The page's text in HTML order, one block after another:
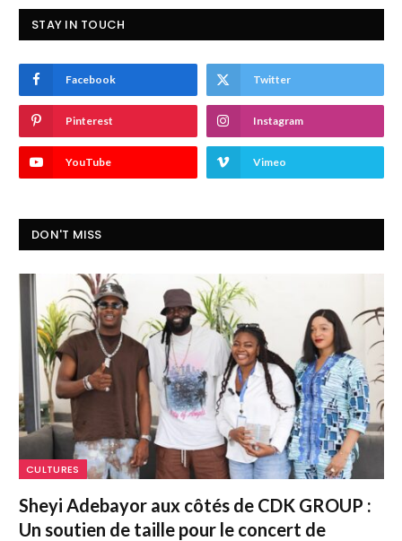
STAY IN TOUCH
Facebook Twitter
Pinterest Instagram
YouTube Vimeo
DON'T MISS
CULTURES
Sheyi Adebayor aux côtés de CDK GROUP :
Un soutien de taille pour le concert de